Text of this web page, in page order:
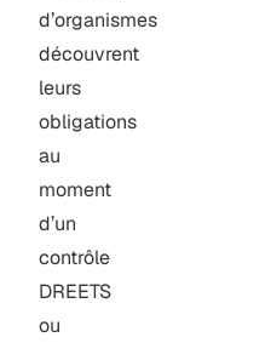
d’organismes
découvrent
leurs
obligations
au
moment
d’un
contrôle
DREETS
ou